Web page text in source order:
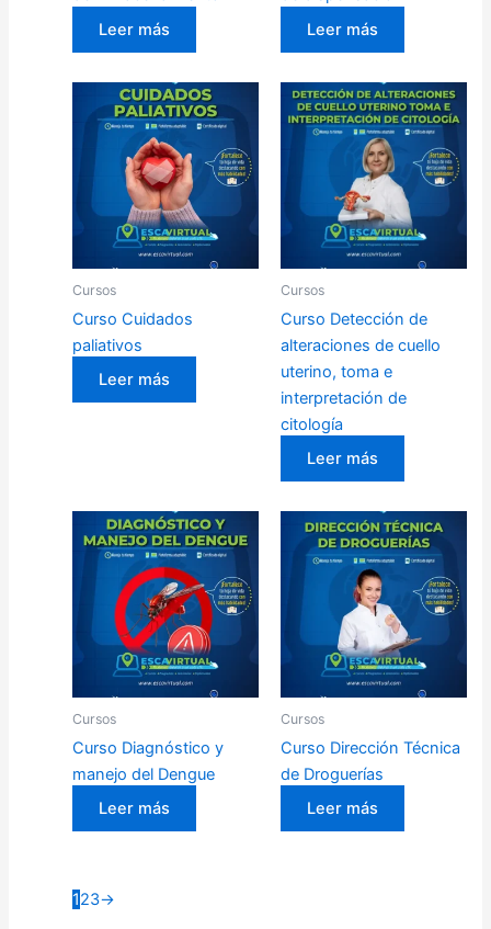
Leer más
Leer más
Cursos
Curso Cuidados
paliativos
Leer más
Cursos
Curso Detección de
alteraciones de cuello
uterino, toma e
interpretación de
citología
Leer más
Cursos
Curso Diagnóstico y
manejo del Dengue
Leer más
Cursos
Curso Dirección Técnica
de Droguerías
Leer más
123→